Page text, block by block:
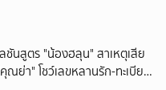
ชันสูตร "น้องฮลุน" สาเหตุเสีย
ณย่า" โชว์เลขหลานรัก-ทะเบียน